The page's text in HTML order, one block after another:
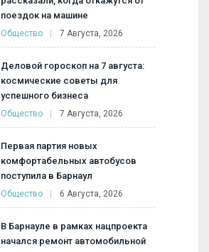
поездок на машине
Общество 7 Августа, 2026
Деловой гороскоп на 7 августа:
космические советы для
успешного бизнеса
Общество 7 Августа, 2026
Первая партия новых
комфортабельных автобусов
поступила в Барнаул
Общество 6 Августа, 2026
В Барнауле в рамках нацпроекта
начался ремонт автомобильной